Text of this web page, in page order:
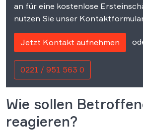
an für eine kostenlose
nutzen Sie unser
Jetzt Kontakt aufnehmen
0221 / 951 563 0
Wie sollen
reagieren?